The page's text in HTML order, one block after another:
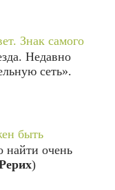
Знак самого
Недавно
сеть».
быть
очень
)